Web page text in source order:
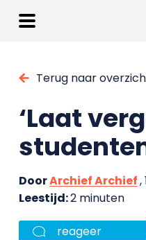
Terug naar
‘Laat
DoorArchief Archief,
Leestijd:2 minuten
reageer